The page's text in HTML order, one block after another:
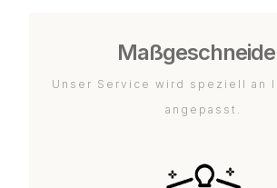
Unser Service wird speziell an
angepasst.